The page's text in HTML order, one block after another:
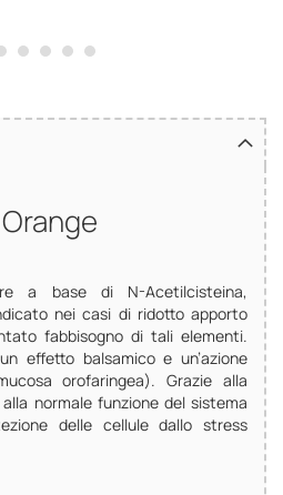
a base di N-Acetilcisteina,
nei casi di ridotto apporto
fabbisogno di tali elementi.
effetto balsamico e un’azione
orofaringea). Grazie alla
normale funzione del sistema
delle cellule dallo stress